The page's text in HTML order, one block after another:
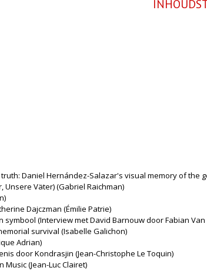
Daniel Hernández-Salazar's visual memory of
Unsere Väter) (Gabriel Raichman)
Dajczman (Émilie Patrie)
symbool (Interview met David Barnouw door Fabian
survival (Isabelle Galichon)
Adrian)
door Kondrasjin (Jean-Christophe Le Toquin)
Music (Jean-Luc Clairet)